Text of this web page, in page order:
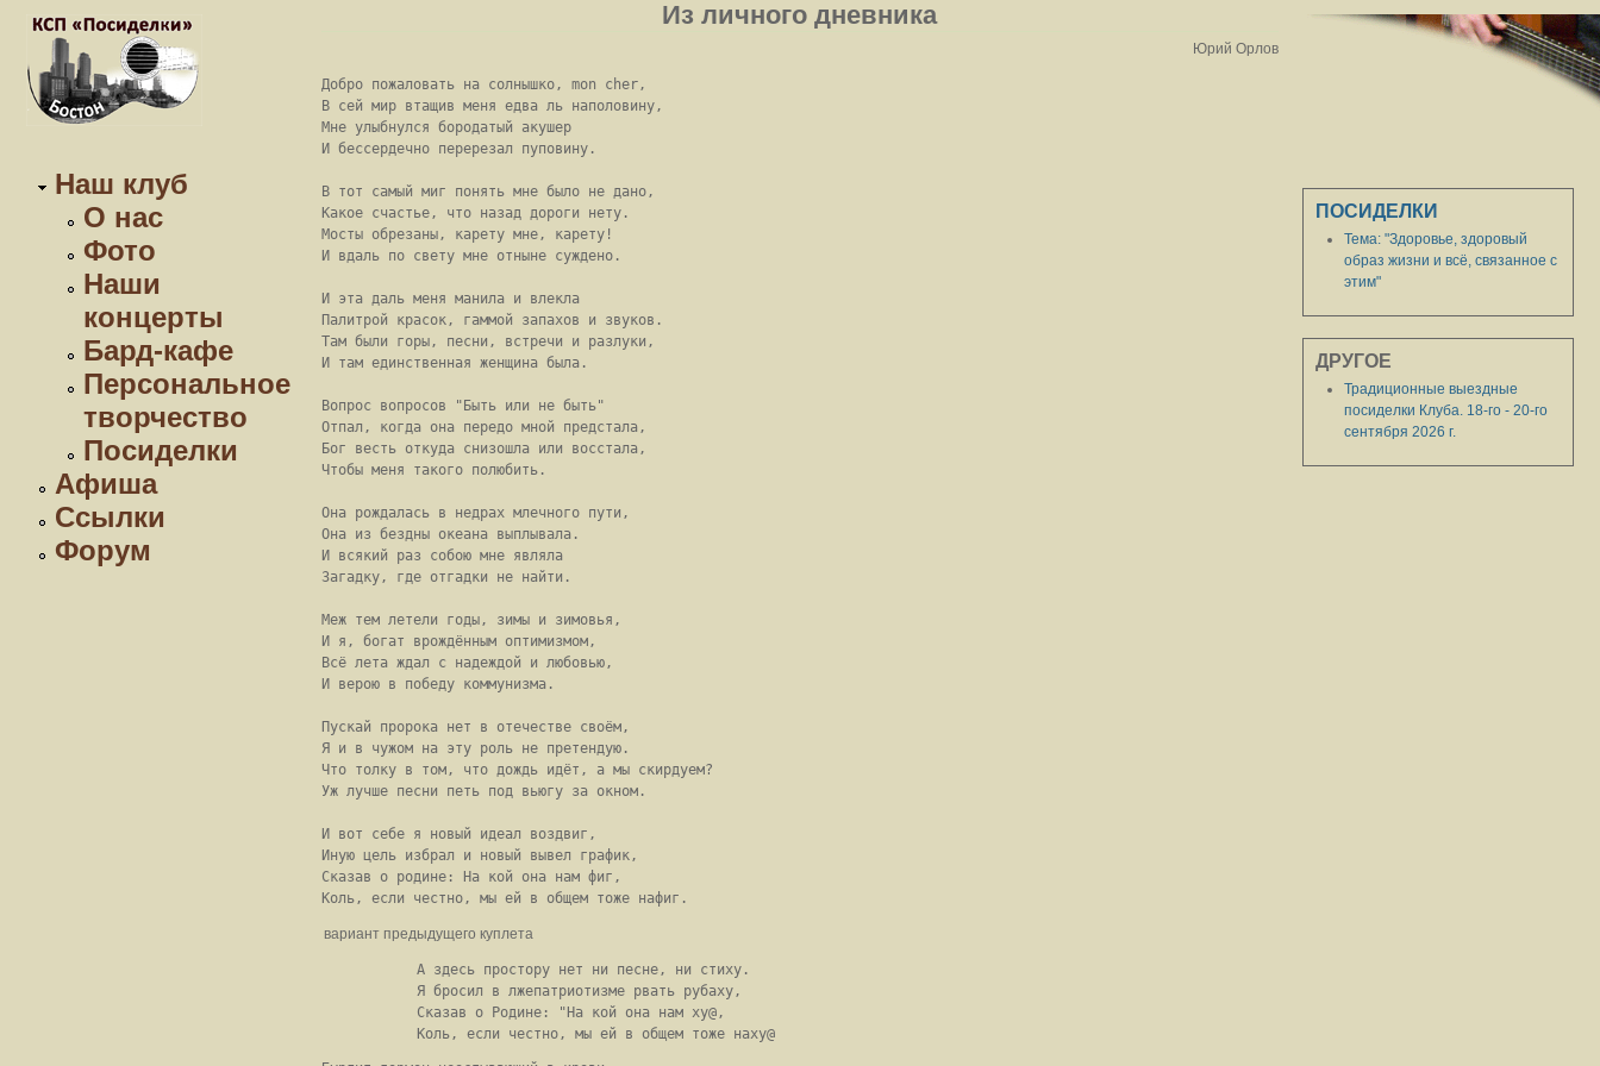
Наш клуб
О нас
Фото
Наши
концерты
Бард-кафе
Персональное
творчество
Посиделки
Афиша
Ссылки
Форум
Из личного дневника
Юрий Орлов
Добро пожаловать на солнышко, mon cher,
В сей мир втащив меня едва ль наполовину,
Мне улыбнулся бородатый акушер
И бессердечно перерезал пуповину.
В тот самый миг понять мне было не дано,
Какое счастье, что назад дороги нету.
Мосты обрезаны, карету мне, карету!
И вдаль по свету мне отныне суждено.
И эта даль меня манила и влекла
Палитрой красок, гаммой запахов и звуков.
Там были горы, песни, встречи и разлуки,
И там единственная женщина была.
Вопрос вопросов "Быть или не быть"
Отпал, когда она передо мной предстала,
Бог весть откуда снизошла или восстала,
Чтобы меня такого полюбить.
Она рождалась в недрах млечного пути,
Она из бездны океана выплывала.
И всякий раз собою мне являла
Загадку, где отгадки не найти.
Меж тем летели годы, зимы и зимовья,
И я, богат врождённым оптимизмом,
Всё лета ждал с надеждой и любовью,
И верою в победу коммунизма.
Пускай пророка нет в отечестве своём,
Я и в чужом на эту роль не претендую.
Что толку в том, что дождь идёт, а мы скирдуем?
Уж лучше песни петь под вьюгу за окном.
И вот себе я новый идеал воздвиг,
Иную цель избрал и новый вывел график,
Сказав о родине: На кой она нам фиг,
вариант предыдущего куплета
А здесь простору нет ни песне, ни стиху.
Я бросил в лжепатриотизме рвать рубаху,
Сказав о Родине: "На кой она нам ху@,
Коль, если честно, мы ей в общем тоже наху@
ПОСИДЕЛКИ
Тема: "Здоровье, здоровый
образ жизни и всё, связанное с
этим"
ДРУГОЕ
Традиционные выездные
посиделки Клуба. 18-го - 20-го
сентября 2026 г.